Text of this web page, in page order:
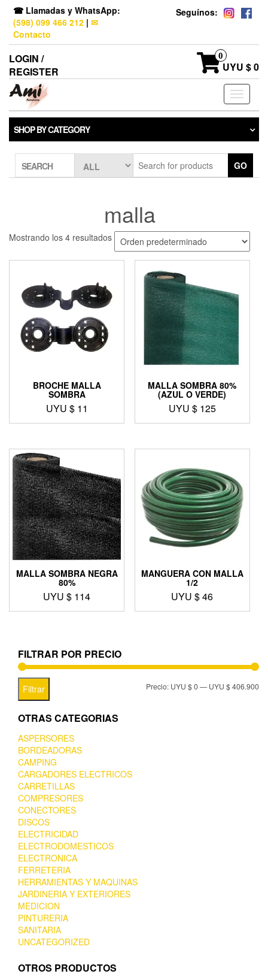
☎ Llamadas y WhatsApp:
(598) 099 466 212 | ✉
Contacto
Seguínos:
LOGIN /
REGISTER
0
UYU $ 0
Toggle
SHOP BY CATEGORY
SEARCH GO
malla
Mostrando los 4 resultados
BROCHE MALLA
SOMBRA
UYU $ 11
MALLA SOMBRA 80%
(AZUL O VERDE)
UYU $ 125
MALLA SOMBRA NEGRA
80%
UYU $ 114
MANGUERA CON MALLA
1/2
UYU $46
FILTRAR POR PRECIO
Filtrar Precio: UYU $ 0—UYU $ 406.900
OTRAS CATEGORIAS
ASPERSORES
BORDEADORAS
CAMPING
CARGADORES ELECTRICOS
CARRETILLAS
COMPRESORES
CONECTORES
DISCOS
ELECTRICIDAD
ELECTRODOMESTICOS
ELECTRONICA
FERRETERIA
HERRAMIENTAS Y MAQUINAS
JARDINERIA Y EXTERIORES
MEDICION
PINTURERIA
SANITARIA
UNCATEGORIZED
OTROS PRODUCTOS